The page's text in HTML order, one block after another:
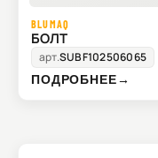
BLUMAQ
БОЛТ
арт.SUBF102506065
ПОДРОБНЕЕ→